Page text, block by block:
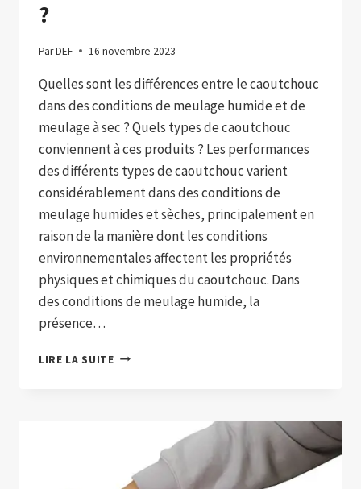
?
ParDEF 16 novembre 2023
Quelles sont les différences entre le caoutchouc
dans des conditions de meulage humide et de
meulage à sec ? Quels types de caoutchouc
conviennent à ces produits ? Les performances
des différents types de caoutchouc varient
considérablement dans des conditions de
meulage humides et sèches, principalement en
raison de la manière dont les conditions
environnementales affectent les propriétés
physiques et chimiques du caoutchouc. Dans
des conditions de meulage humide, la
présence…
LIRE LA SUITEQUELLES
CAOUTCHOUC
DANS